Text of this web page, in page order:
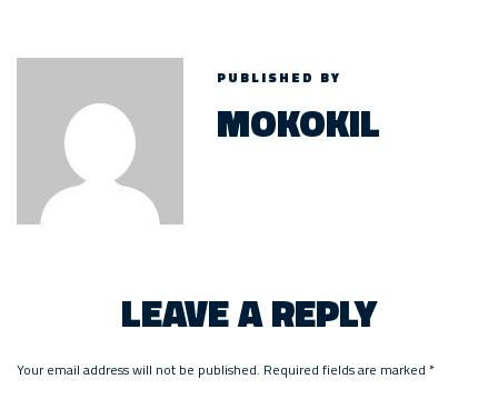
PUBLISHED BY
MOKOKIL
LEAVE A REPLY
Your email address will not be published. Required fields are marked *